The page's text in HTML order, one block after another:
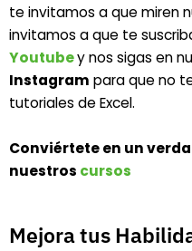
te invitamos a que miren
invitamos a que te
Youtubey nos sigas en
Instagram para que no
tutoriales de Excel.
Conviértete en un
nuestros cursos
Mejora tus